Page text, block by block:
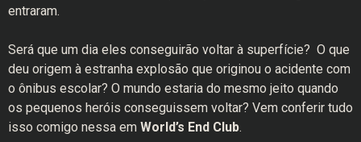
entraram.
Será que um dia eles conseguirão voltar à superfície? O que
deu origem à estranha explosão que originou o acidente com
o ônibus escolar? O mundo estaria do mesmo jeito quando
os pequenos heróis conseguissem voltar? Vem conferir tudo
isso comigo nessa em World’s End Club.